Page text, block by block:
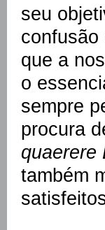
seu
confusão
que a
o
sempre
procura
quaerere
também